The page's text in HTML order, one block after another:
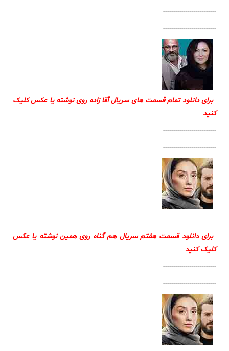
--------------------------
--------------------------
برای دانلود تمام قسمت های سریال آقا زاده روی نوشته یا عکس کلیک
کنید
--------------------------
--------------------------
برای دانلود قسمت هفتم سریال هم گناه روی همین نوشته یا عکس
کلیک کنید
--------------------------
--------------------------